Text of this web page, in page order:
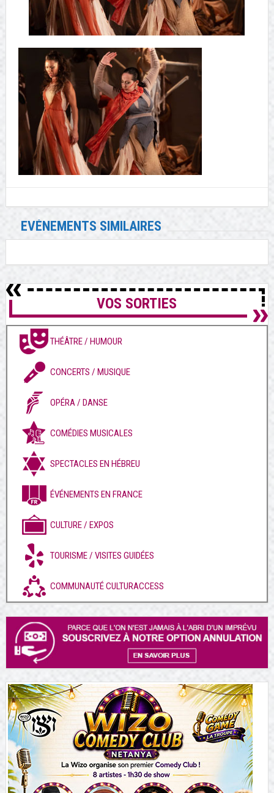
EVÉNEMENTS SIMILAIRES
VOS SORTIES
THÉÂTRE / HUMOUR
CONCERTS / MUSIQUE
OPÉRA / DANSE
COMÉDIES MUSICALES
SPECTACLES EN HÉBREU
ÉVÉNEMENTS EN FRANCE
CULTURE / EXPOS
TOURISME / VISITES GUIDÉES
COMMUNAUTÉ CULTURACCESS